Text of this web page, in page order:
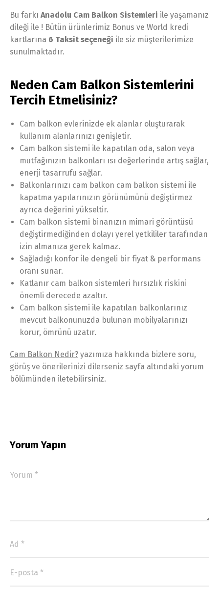
Bu farkı Anadolu Cam Balkon Sistemleri ile yaşamanız
dileği ile ! Bütün ürünlerimiz Bonus ve World kredi
kartlarına 6 Taksit seçeneği ile siz müşterilerimize
sunulmaktadır.
Neden Cam Balkon Sistemlerini
Tercih Etmelisiniz?
Cam balkon evlerinizde ek alanlar oluşturarak
kullanım alanlarınızı genişletir.
Cam balkon sistemi ile kapatılan oda, salon veya
mutfağınızın balkonları ısı değerlerinde artış sağlar,
enerji tasarrufu sağlar.
Balkonlarınızı cam balkon cam balkon sistemi ile
kapatma yapılarınızın görünümünü değiştirmez
ayrıca değerini yükseltir.
Cam balkon sistemi binanızın mimari görüntüsü
değiştirmediğinden dolayı yerel yetkililer tarafından
izin almanıza gerek kalmaz.
Sağladığı konfor ile dengeli bir fiyat & performans
oranı sunar.
Katlanır cam balkon sistemleri hırsızlık riskini
önemli derecede azaltır.
Cam balkon sistemi ile kapatılan balkonlarınız
mevcut balkonunuzda bulunan mobilyalarınızı
korur, ömrünü uzatır.
Cam Balkon Nedir? yazımıza hakkında bizlere soru,
görüş ve önerilerinizi dilerseniz sayfa altındaki yorum
bölümünden iletebilirsiniz.
Yorum Yapın